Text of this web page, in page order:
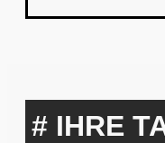
# IHRE